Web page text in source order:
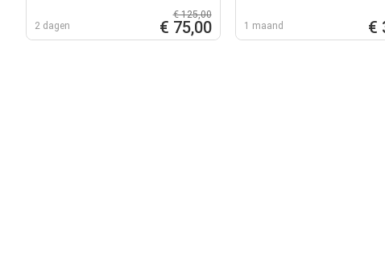
2 dagen
€ 125,00
€ 75,00 1 maand €